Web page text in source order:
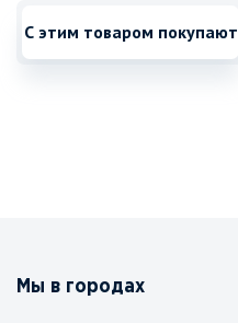
С этим товаром покупают
Мы в городах